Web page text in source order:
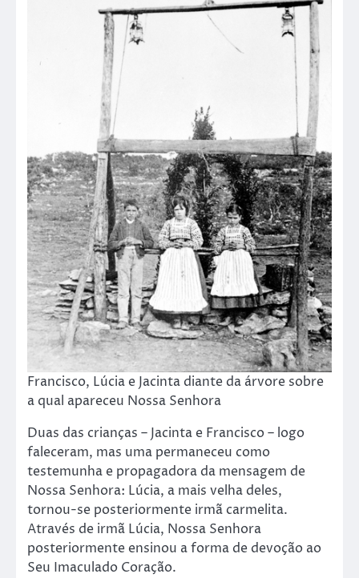
Francisco, Lúcia e Jacinta diante da árvore sobre
a qual apareceu Nossa Senhora
Duas das crianças – Jacinta e Francisco – logo
faleceram, mas uma permaneceu como
testemunha e propagadora da mensagem de
Nossa Senhora: Lúcia, a mais velha deles,
tornou-se posteriormente irmã carmelita.
Através de irmã Lúcia, Nossa Senhora
posteriormente ensinou a forma de devoção ao
Seu Imaculado Coração.